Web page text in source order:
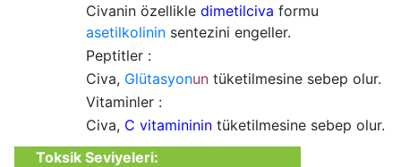
Civanin özellikle dimetilciva formu
asetilkolinin sentezini engeller.
Peptitler :
Civa, Glütasyonun tüketilmesine sebep olur.
Vitaminler :
Civa, C vitamininin tüketilmesine sebep olur.
Toksik Seviyeleri: